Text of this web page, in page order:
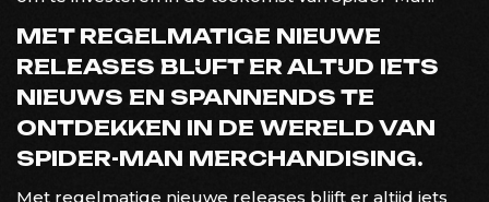
MET REGELMATIGE NIEUWE
RELEASES BLIJFT ER ALTIJD IETS
NIEUWS EN SPANNENDS TE
ONTDEKKEN IN DE WERELD VAN
SPIDER-MAN MERCHANDISING.
Met regelmatige nieuwe releases blijft er altijd iets